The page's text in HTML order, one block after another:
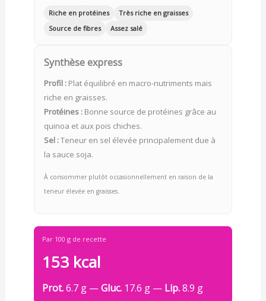
Riche en protéines
Très riche en graisses
Source de fibres
Assez salé
Synthèse express
Profil :Plat équilibré en macro-nutriments mais
riche en graisses.
Protéines :Bonne source de protéines grâce au
quinoa et aux pois chiches.
Sel :Teneur en sel élevée principalement due à
la sauce soja.
À consommer plutôt occasionnellement en raison de la
teneur élevée en graisses.
Par 100 g de recette
153 kcal
Prot.6.7 g —Gluc.17.6 g — Lip.8.9 g